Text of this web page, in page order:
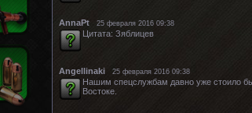
АnnaPt 25 февраля 2016 09:38
Цитата: Зяблицев
Angellinaki 25 февраля 2016 09:38
Нашим спецслужбам давно уже стоило
Востоке.